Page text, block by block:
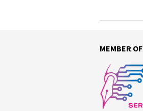
MEMBER OF